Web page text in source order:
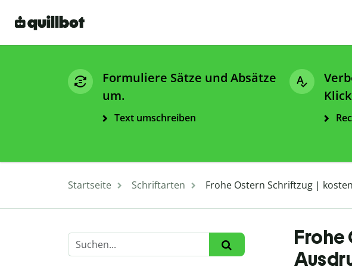
Formuliere Sätze und Absätze
um.
Text umschreiben
Startseite Schriftarten Frohe Ostern Schriftzug |
Frohe